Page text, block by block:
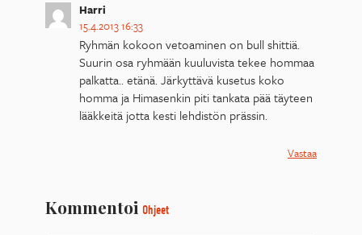
Harri
15.4.2013 16:33
Ryhmän kokoon vetoaminen on bull shittiä.
Suurin osa ryhmään kuuluvista tekee hommaa
palkatta.. etänä. Järkyttävä kusetus koko
homma ja Himasenkin piti tankata pää täyteen
lääkkeitä jotta kesti lehdistön prässin.
Vastaa
Kommentoi Ohjeet